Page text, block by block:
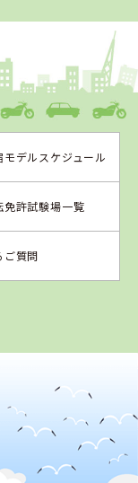
】
込
静岡県
モデルスケジュール
免許試験場一覧
ご質問